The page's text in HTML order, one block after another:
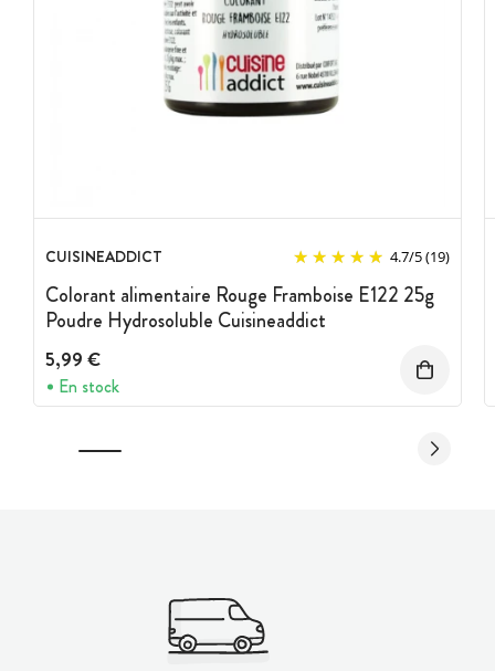
CUISINEADDICT 4.7/5(19)
Colorant alimentaire Rouge Framboise E122 25g
Poudre Hydrosoluble Cuisineaddict
5,99 €
En stock